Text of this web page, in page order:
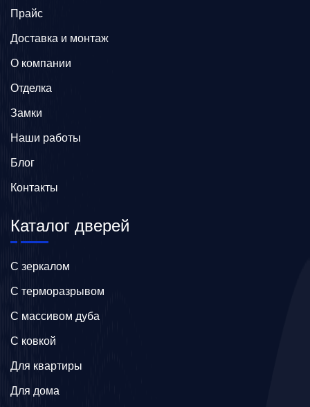
Прайс
Доставка и монтаж
О компании
Отделка
Замки
Наши работы
Блог
Контакты
Каталог дверей
C зеркалом
C терморазрывом
C массивом дуба
C ковкой
Для квартиры
Для дома